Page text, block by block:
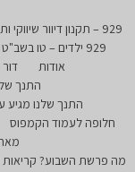
929 – תקנון דיוור שיווקי ותקשורת דיגיטלית
929 ילדים – טו בשב"ט
אודות
התנך
התנך שלנו מגיע
חלופה לעמוד הקמפוס
מה פרשת השבוע? קריאות